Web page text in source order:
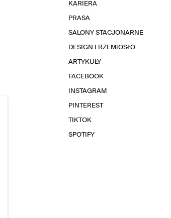
KARIERA
PRASA
SALONY STACJONARNE
DESIGN I RZEMIOSŁO
ARTYKUŁY
FACEBOOK
INSTAGRAM
PINTEREST
TIKTOK
SPOTIFY